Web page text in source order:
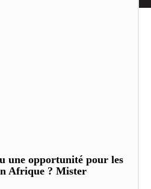
une opportunité pour les
Afrique ? Mister